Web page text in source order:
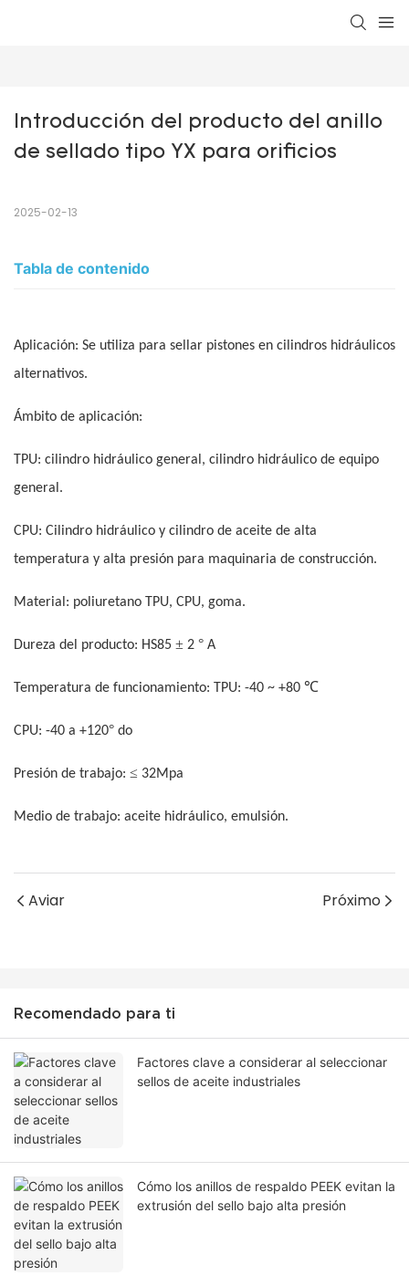
Introducción del producto del anillo
de sellado tipo YX para orificios
2025-02-13
Tabla de contenido
Aplicación: Se utiliza para sellar pistones en cilindros hidráulicos
alternativos.
Ámbito de aplicación:
TPU: cilindro hidráulico general, cilindro hidráulico de equipo
general.
CPU: Cilindro hidráulico y cilindro de aceite de alta
temperatura y alta presión para maquinaria de construcción.
Material: poliuretano TPU, CPU, goma.
Dureza del producto: HS85 ± 2 ° A
Temperatura de funcionamiento: TPU: -40 ~ +80 ℃
CPU: -40 a +120° do
Presión de trabajo: ≤ 32Mpa
Medio de trabajo: aceite hidráulico, emulsión.
Aviar Próximo
Recomendado para ti
Factores clave a considerar al seleccionar
sellos de aceite industriales
Cómo los anillos de respaldo PEEK evitan la
extrusión del sello bajo alta presión